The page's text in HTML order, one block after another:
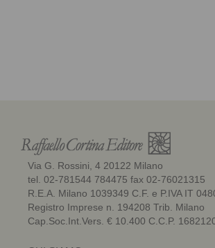
Via G. Rossini, 4 20122 Milano
tel. 02-781544 784475 fax 02-76021315
R.E.A. Milano 1039349 C.F. e P.IVA IT
Registro Imprese n. 194208 Trib. Milano
Cap.Soc.Int.Vers. € 10.400 C.C.P.